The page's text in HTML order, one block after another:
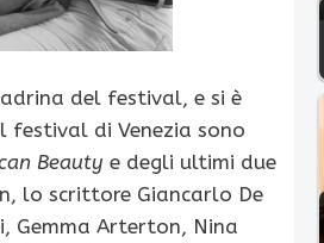
del festival, e si è
festival di Venezia sono
Beauty e degli ultimi due
lo scrittore Giancarlo De
Gemma Arterton, Nina